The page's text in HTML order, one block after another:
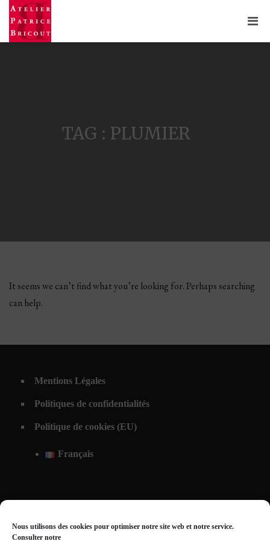
Nous utilisons des cookies pour optimiser notre site web et notre service.
Consulter notre
TAG : PLUMIER
It seems we can’t find what you’re looking for. Perhaps searching
can help.
Mentions Légales
Politiques de confidentialités
Politique de cookies (EU)
Français